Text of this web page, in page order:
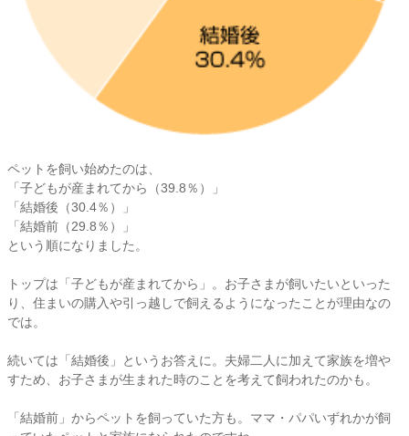
ペットを飼い始めたのは、
「子どもが産まれてから（39.8％）」
「結婚後（30.4％）」
「結婚前（29.8％）」
という順になりました。
トップは「子どもが産まれてから」。お子さまが飼いたいといった
り、住まいの購入や引っ越しで飼えるようになったことが理由なの
では。
続いては「結婚後」というお答えに。夫婦二人に加えて家族を増や
すため、お子さまが生まれた時のことを考えて飼われたのかも。
「結婚前」からペットを飼っていた方も。ママ・パパいずれかが飼